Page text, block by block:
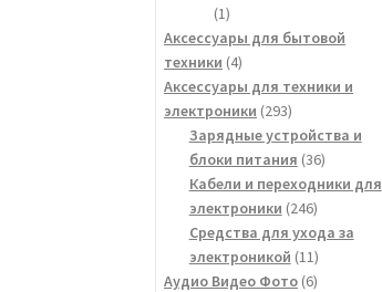
11
товар
Аксессуары для бытовой
техники 44
товара
Аксессуары для техники и
электроники 293293
товара
Зарядные устройства и
блоки питания 3636
товаров
Кабели и переходники для
электроники 246246
товаров
Средства для ухода за
электроникой 1111
товаров
Аудио Видео Фото 66